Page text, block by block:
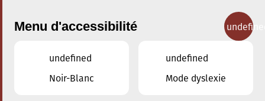
Concerts
Menu d'accessibilité
undefined
Noir-Blanc
undefined
Mode dyslexie